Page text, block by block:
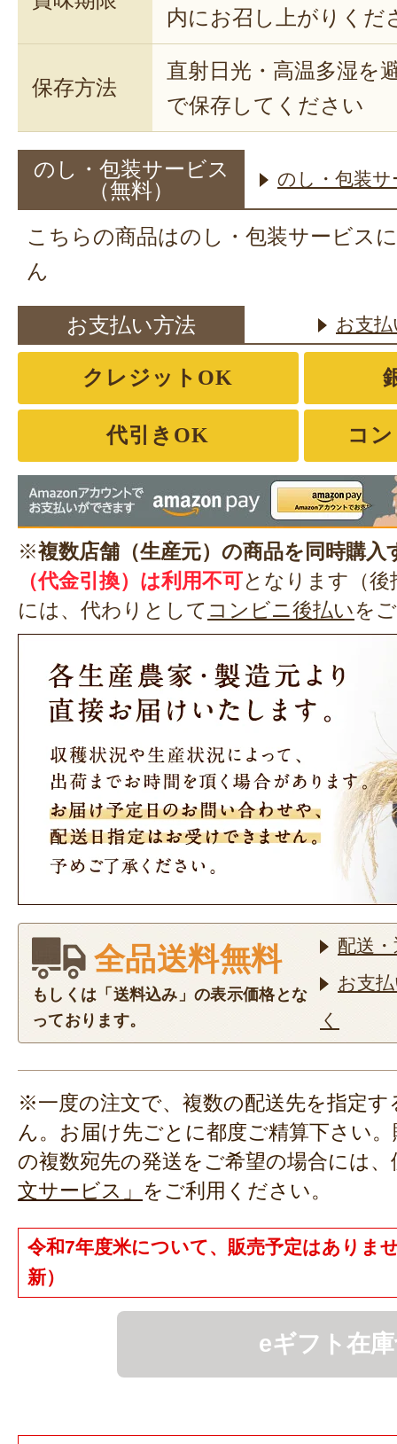
内にお召し上がりくだ
保存方法
直射日光・高温多湿を
で保存してください
のし・包装サービス
（無料）
のし・包装
こちらの商品はのし・包装サービス
ん
お支払い方法 お支
クレジットOK
代引きOK コ
※複数店舗（生産元）の商品を同時購入
（代金引換）は利用不可となります（
には、代わりとして コンビニ後払いを
全品送料無料
もしくは「送料込み」の表示価格とな
っております。
配送
お支
く
※一度の注文で、複数の配送先を指定
ん。お届け先ごとに都度ご精算下さい
の複数宛先の発送をご希望の場合には、
文サービス」 をご利用ください。
令和7年度米について、販売予定はありま
新）
eギフト在